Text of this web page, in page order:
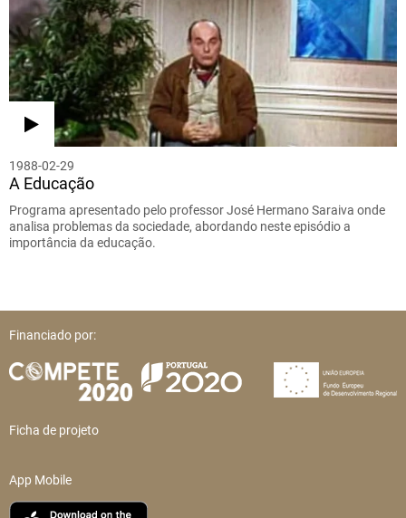
1988-02-29
A Educação
Programa apresentado pelo professor José Hermano Saraiva onde
analisa problemas da sociedade, abordando neste episódio a
importância da educação.
Financiado por:
Ficha de projeto
App Mobile